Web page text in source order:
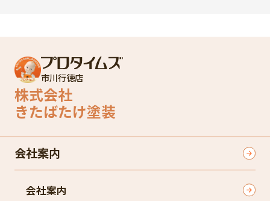
市川行徳店
株式会社
きたばたけ塗装
会社案内
会社案内